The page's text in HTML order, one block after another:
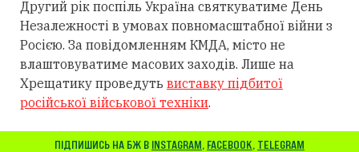
Другий рік поспіль Україна святкуватиме День
Незалежності в умовах повномасштабної війни з
Росією. За повідомленням КМДА, місто не
влаштовуватиме масових заходів. Лише на
Хрещатику проведуть виставку підбитої
російської військової техніки.
ПІДПИШИСЬ НА БЖ В INSTAGRAM, FACEBOOK, TELEGRAM